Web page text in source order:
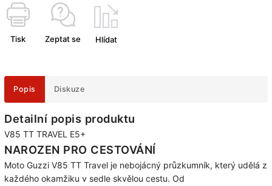
Tisk Zeptat se Hlídat
Popis Diskuze
Detailní popis produktu
V85 TT TRAVEL E5+
NAROZEN PRO CESTOVÁNÍ
Moto Guzzi V85 TT Travel je nebojácný průzkumník, který udělá z
každého okamžiku v sedle skvělou cestu. Od